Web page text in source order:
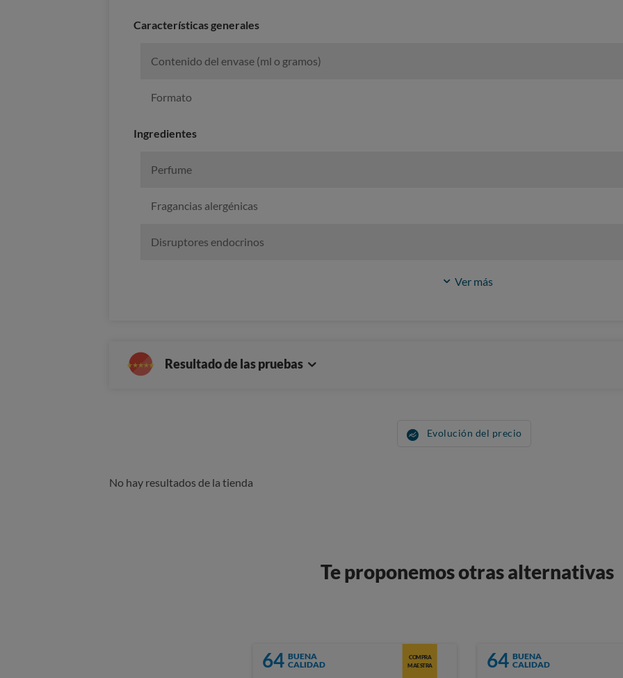
Caracterí­sticas generales
Contenido del envase (ml o gramos)
Formato
Ingredientes
Perfume
Fragancias alergénicas
Disruptores endocrinos
Ver más
Resultado de las pruebas
Evolución del precio
No hay resultados de la tienda
Te proponemos otras alternativas
64 BUENA
CALIDAD
COMPRA
MAESTRA
64 BUENA
CALIDAD